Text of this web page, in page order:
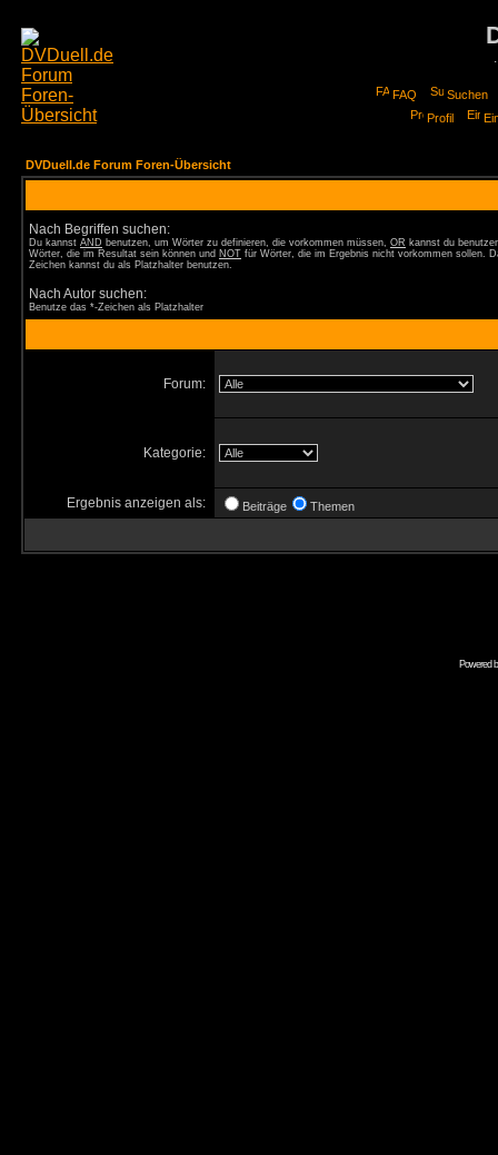
FAQ
Suchen
Profil
DVDuell.de Forum Foren-Übersicht
Nach Begriffen suchen:
Du kannst AND benutzen, um Wörter zu definieren, die vorkommen müssen, OR kannst du
Wörter, die im Resultat sein können und NOT für Wörter, die im Ergebnis nicht vorkommen sollen.
Zeichen kannst du als Platzhalter benutzen.
Nach Autor suchen:
Benutze das *-Zeichen als Platzhalter
Forum:
Kategorie:
Ergebnis anzeigen als: Beiträge Themen
Powered